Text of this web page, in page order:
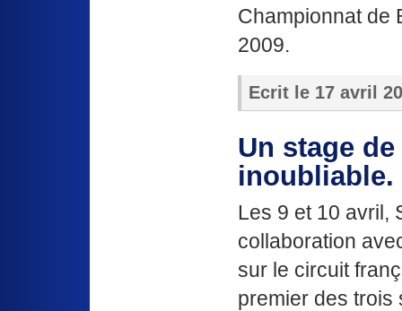
Championnat de
2009.
Ecrit le 17 avril
Un stage
inoubliable.
Les 9 et 10 avril,
collaboration
sur le circuit
premier des trois